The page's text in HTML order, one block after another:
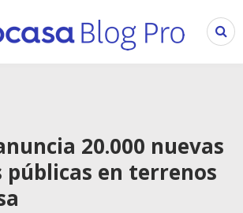
20.000 nuevas
públicas en terrenos